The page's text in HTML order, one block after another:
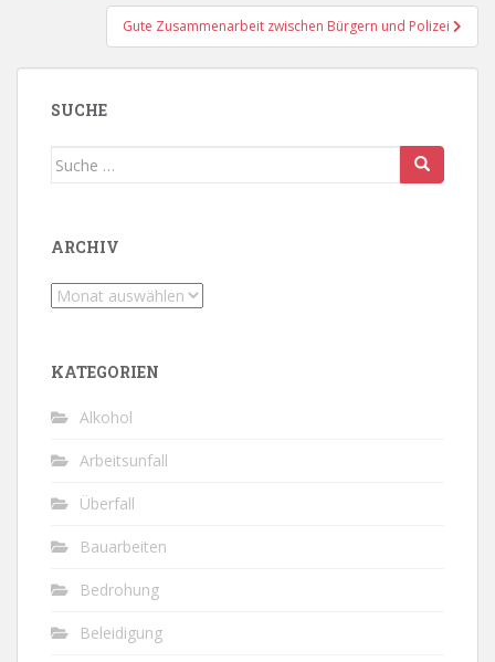
Gute Zusammenarbeit zwischen Bürgern und Polizei
SUCHE
Suche
ARCHIV
Archiv
KATEGORIEN
Alkohol
Arbeitsunfall
Überfall
Bauarbeiten
Bedrohung
Beleidigung